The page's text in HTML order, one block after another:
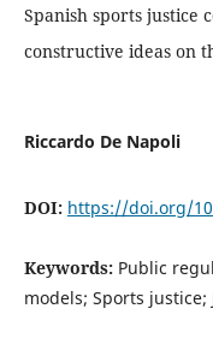
Spanish sports justice
constructive ideas on
Riccardo De Napoli
DOI: https://doi.org/
Keywords: Public
models; Sports